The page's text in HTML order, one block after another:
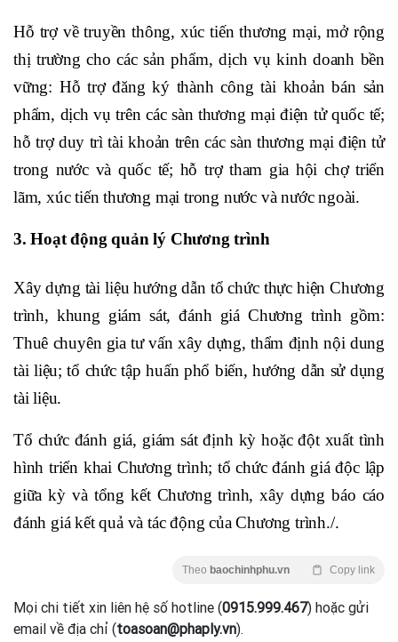
Hỗ trợ về truyền thông, xúc tiến thương mại, mở rộng
thị trường cho các sản phẩm, dịch vụ kinh doanh bền
vững: Hỗ trợ đăng ký thành công tài khoản bán sản
phẩm, dịch vụ trên các sàn thương mại điện tử quốc tế;
hỗ trợ duy trì tài khoản trên các sàn thương mại điện tử
trong nước và quốc tế; hỗ trợ tham gia hội chợ triển
lãm, xúc tiến thương mại trong nước và nước ngoài.
3. Hoạt động quản lý Chương trình
Xây dựng tài liệu hướng dẫn tổ chức thực hiện Chương
trình, khung giám sát, đánh giá Chương trình gồm:
Thuê chuyên gia tư vấn xây dựng, thẩm định nội dung
tài liệu; tổ chức tập huấn phổ biến, hướng dẫn sử dụng
tài liệu.
Tổ chức đánh giá, giám sát định kỳ hoặc đột xuất tình
hình triển khai Chương trình; tổ chức đánh giá độc lập
giữa kỳ và tổng kết Chương trình, xây dựng báo cáo
đánh giá kết quả và tác động của Chương trình./.
Theo baochinhphu.vn Copy link
Mọi chi tiết xin liên hệ số hotline (0915.999.467) hoặc gửi
email về địa chỉ (toasoan@phaply.vn).